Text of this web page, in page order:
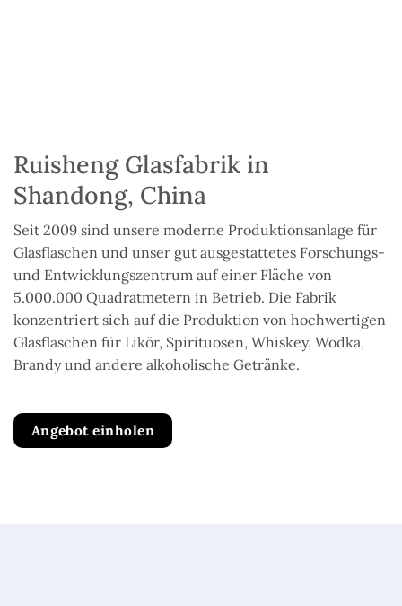
Ruisheng Glasfabrik in
Shandong, China
Seit 2009 sind unsere moderne Produktionsanlage für
Glasflaschen und unser gut ausgestattetes Forschungs-
und Entwicklungszentrum auf einer Fläche von
5.000.000 Quadratmetern in Betrieb. Die Fabrik
konzentriert sich auf die Produktion von hochwertigen
Glasflaschen für Likör, Spirituosen, Whiskey, Wodka,
Brandy und andere alkoholische Getränke.
Angebot einholen